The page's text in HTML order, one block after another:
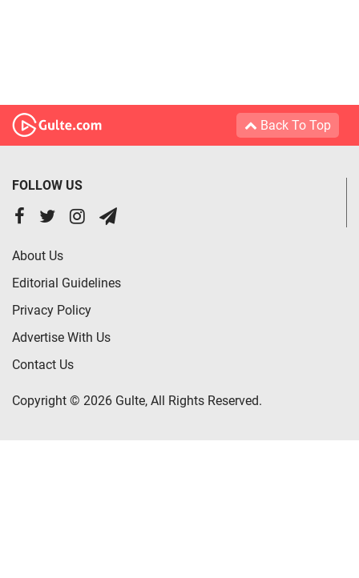
Back To Top
FOLLOW US
About Us
Editorial Guidelines
Privacy Policy
Advertise With Us
Contact Us
Copyright © 2026 Gulte, All Rights Reserved.